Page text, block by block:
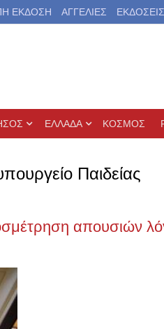
ΕΚΔΟΣΗ ΑΓΓΕΛΙΕΣ ΕΚΔΟΣΕΙΣ
ΕΛΛΑΔΑ ΚΟΣΜΟΣ
Παιδείας
απουσιών